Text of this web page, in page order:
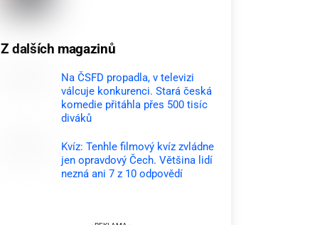
Z dalších magazinů
Na ČSFD propadla, v televizi
válcuje konkurenci. Stará česká
komedie přitáhla přes 500 tisíc
diváků
Kvíz: Tenhle filmový kvíz zvládne
jen opravdový Čech. Většina lidí
nezná ani 7 z 10 odpovědí